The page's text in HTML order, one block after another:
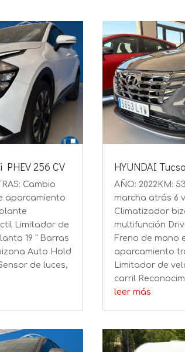
256 CV
Cambio
aparcamiento
Limitador de
19 " Barras
Auto Hold
de luces,
HYUNDAI
AÑO: 2022KM:
marcha atrás 6
Climatizador
multifunción
Freno de mano
aparcamiento
Limitador de
carril
leer más